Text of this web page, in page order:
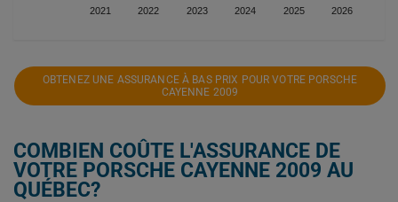
2021 2022 2023 2024 2025 2026
OBTENEZ UNE ASSURANCE À BAS PRIX POUR VOTRE PORSCHE
CAYENNE 2009
COMBIEN COÛTE L'ASSURANCE DE
VOTRE PORSCHE CAYENNE 2009 AU
QUÉBEC?